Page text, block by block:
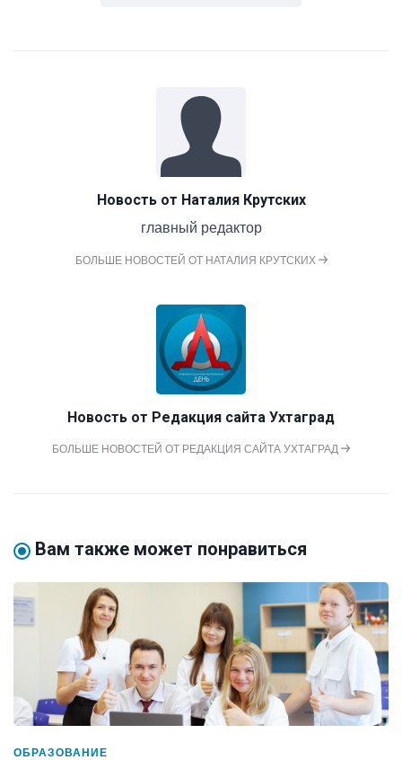
Новость от Наталия Крутских
главный редактор
БОЛЬШЕ НОВОСТЕЙ ОТ НАТАЛИЯ КРУТСКИХ
Новость от Редакция сайта Ухтаград
БОЛЬШЕ НОВОСТЕЙ ОТ РЕДАКЦИЯ САЙТА УХТАГРАД
Вам также может понравиться
ОБРАЗОВАНИЕ